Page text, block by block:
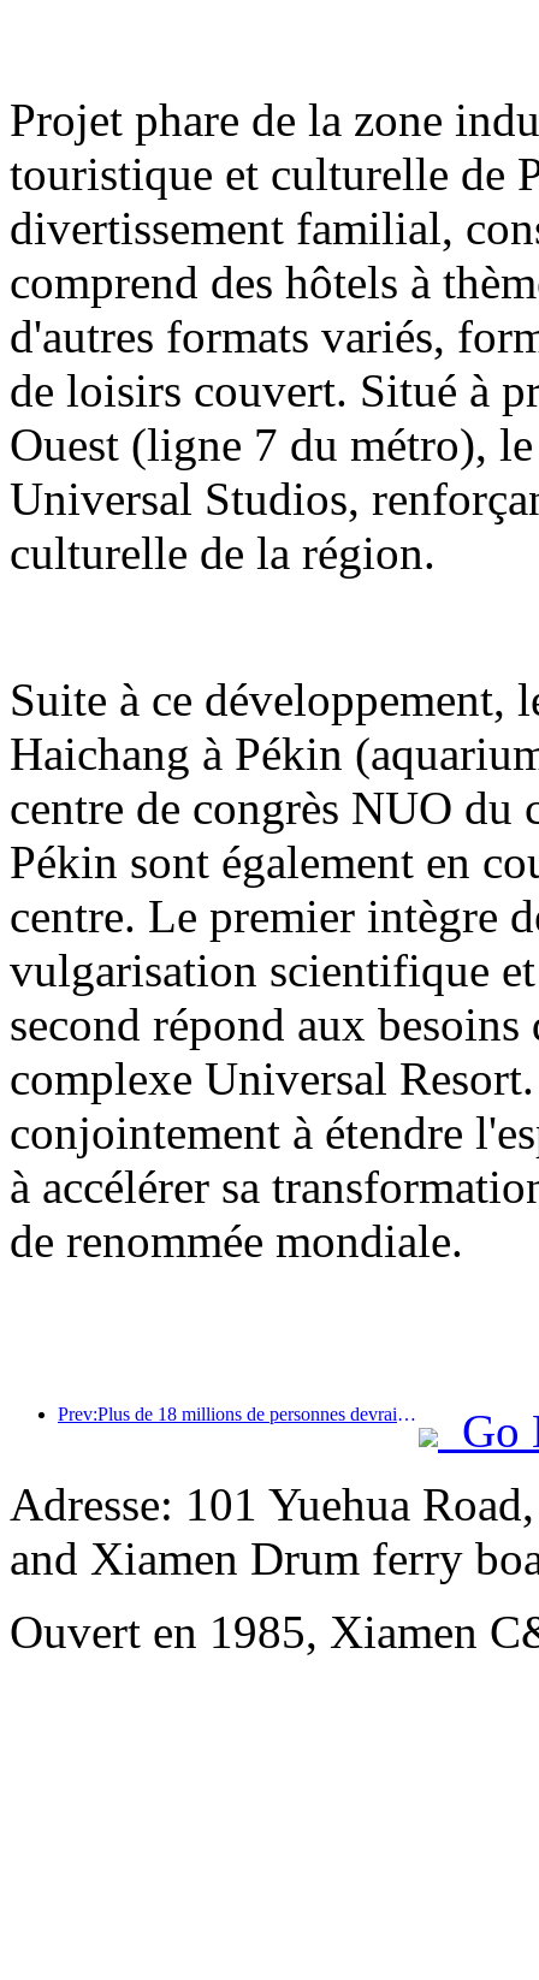
Projet phare de la zone
touristique et culturelle de
divertissement familial,
comprend des hôtels à
d'autres formats variés,
de loisirs couvert. Situé à
Ouest (ligne 7 du métro),
Universal Studios,
culturelle de la région.
Suite à ce développement,
Haichang à Pékin
centre de congrès NUO du
Pékin sont également en
centre. Le premier intègre
vulgarisation scientifique
second répond aux
complexe Universal
conjointement à étendre
à accélérer sa
de renommée mondiale.
Prev:Plus de 18 millions de personnes devraient entrer et sortir du pays pendant les neuf jours de vacances du Nouvel An chinois.
Go
Adresse: 101 Yuehua
and Xiamen Drum ferry
Ouvert en 1985, Xiamen